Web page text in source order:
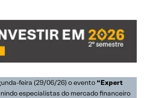
feira (29/06/26) o evento“Expert
especialistas do mercado financeiro